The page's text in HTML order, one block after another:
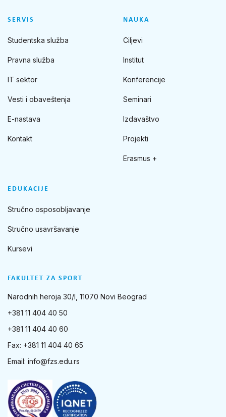
FAKULTET ZA SPORT
Narodnih heroja 30/I, 11070 Novi Beograd
+381 11 404 40 50
+381 11 404 40 60
Fax: +381 11 404 40 65
Email: info@fzs.edu.rs
SERVIS
Studentska služba
Pravna služba
IT sektor
Vesti i obaveštenja
E-nastava
Kontakt
NAUKA
Ciljevi
Institut
Konferencije
Seminari
Izdavaštvo
Projekti
Erasmus +
EDUKACIJE
Stručno osposobljavanje
Stručno usavršavanje
Kursevi